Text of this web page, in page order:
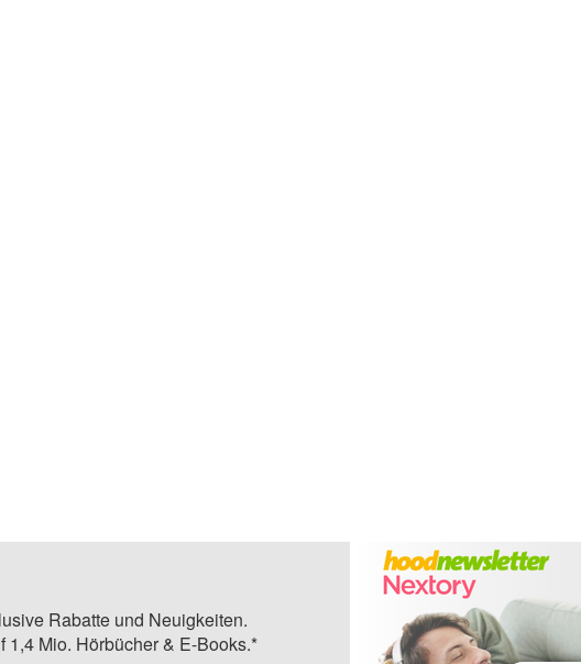
Rabatte und Neuigkeiten.
1,4 Mio. Hörbücher & E-Books.*